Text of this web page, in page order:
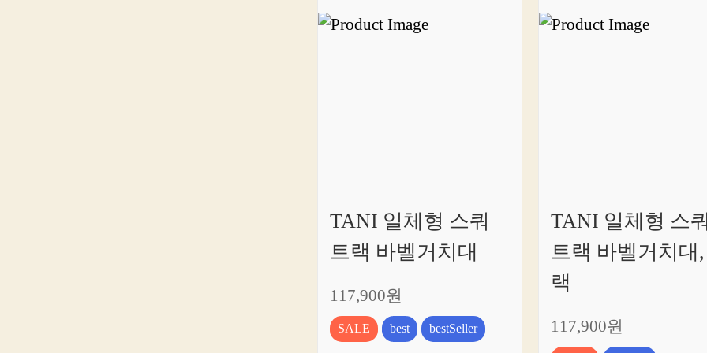
TANI 일체형 스쿼
트랙 바벨거치대
117,900원
SALE best bestSeller
TANI 일체형 스
트랙 바벨거치대
랙
117,900원